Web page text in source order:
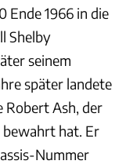
Ende 1966 in die
Shelby
seinem
später landete
Ash, der
bewahrt hat. Er
Nummer